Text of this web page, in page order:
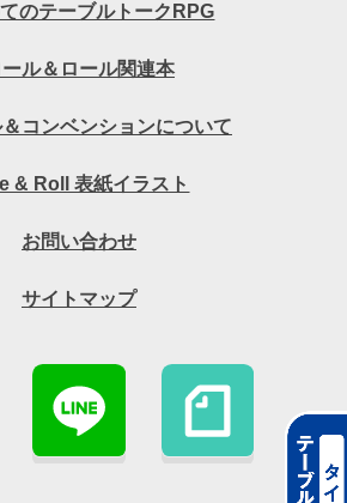
のテーブルトークRPG
ール＆ロール関連本
コンベンションについて
& Roll 表紙イラスト
お問い合わせ
サイトマップ